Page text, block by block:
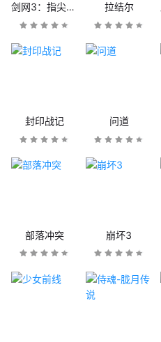
剑网3：指尖江湖 拉结尔
封印战记 问道
部落冲突 崩坏3